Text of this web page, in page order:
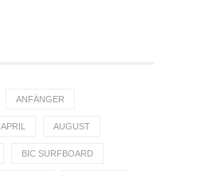
ANFÄNGER
APRIL AUGUST
BIC SURFBOARD